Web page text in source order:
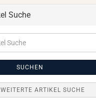
Suche
SUCHEN
ARTIKEL SUCHE